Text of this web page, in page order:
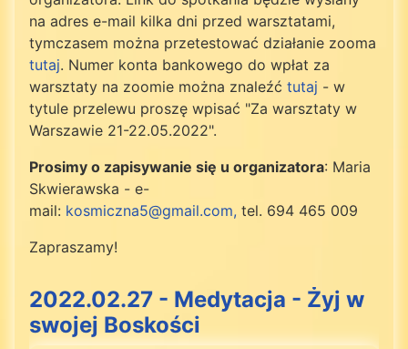
na adres e-mail kilka dni przed warsztatami,
tymczasem można przetestować działanie zooma
tutaj. Numer konta bankowego do wpłat za
warsztaty na zoomie można znaleźć tutaj - w
tytule przelewu proszę wpisać "Za warsztaty w
Warszawie 21-22.05.2022".
Prosimy o zapisywanie się u organizatora: Maria
Skwierawska - e-
mail: kosmiczna5@gmail.com, tel. 694 465 009
Zapraszamy!
2022.02.27 - Medytacja - Żyj w
swojej Boskości